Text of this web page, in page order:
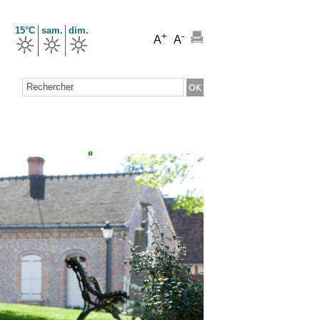
15°C sam. dim.
A+ A-
Formulaire de recherche